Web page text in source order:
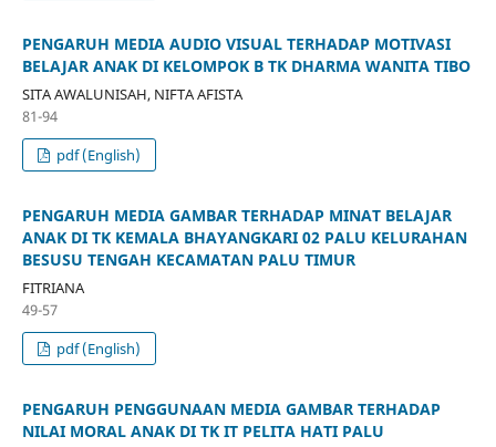
PENGARUH MEDIA AUDIO VISUAL TERHADAP MOTIVASI
BELAJAR ANAK DI KELOMPOK B TK DHARMA WANITA TIBO
SITA AWALUNISAH, NIFTA AFISTA
81-94
pdf (English)
PENGARUH MEDIA GAMBAR TERHADAP MINAT BELAJAR
ANAK DI TK KEMALA BHAYANGKARI 02 PALU KELURAHAN
BESUSU TENGAH KECAMATAN PALU TIMUR
FITRIANA
49-57
pdf (English)
PENGARUH PENGGUNAAN MEDIA GAMBAR TERHADAP
NILAI MORAL ANAK DI TK IT PELITA HATI PALU